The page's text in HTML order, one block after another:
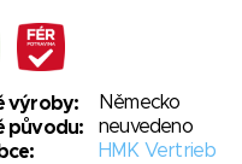
výroby:
Německo
původu:
neuvedeno
HMK Vertrieb